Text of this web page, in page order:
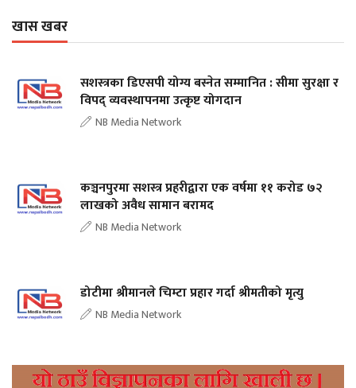
खास खबर
सशस्त्रका डिएसपी योग्य बस्नेत सम्मानित : सीमा सुरक्षा र
विपद् व्यवस्थापनमा उत्कृष्ट योगदान
NB Media Network
कञ्चनपुरमा सशस्त्र प्रहरीद्वारा एक वर्षमा ११ करोड ७२
लाखको अवैध सामान बरामद
NB Media Network
डोटीमा श्रीमानले चिम्टा प्रहार गर्दा श्रीमतीको मृत्यु
NB Media Network